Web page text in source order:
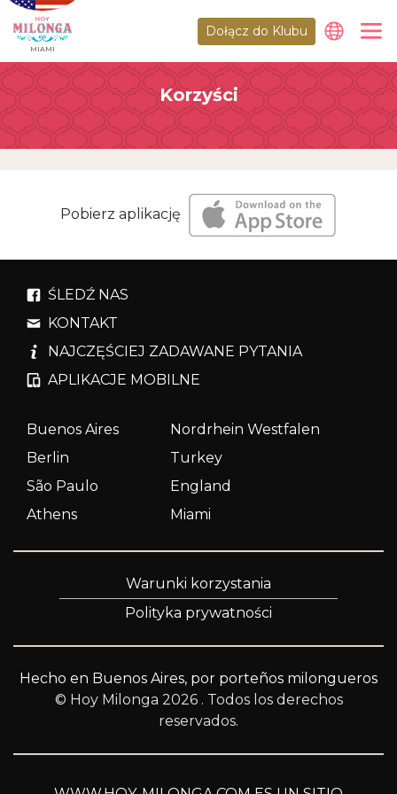
MIAMI
Dołącz do Klubu
Korzyści
Pobierz aplikację
ŚLEDŹ NAS
KONTAKT
NAJCZĘŚCIEJ ZADAWANE PYTANIA
APLIKACJE MOBILNE
Buenos Aires
Nordrhein Westfalen
Berlin
Turkey
São Paulo
England
Athens
Miami
Warunki korzystania
Polityka prywatności
Hecho en Buenos Aires, por porteños milongueros
© Hoy Milonga 2026 . Todos los derechos
reservados.